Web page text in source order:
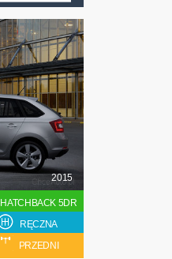
2015
HATCHBACK 5DR
RĘCZNA
PRZEDNI